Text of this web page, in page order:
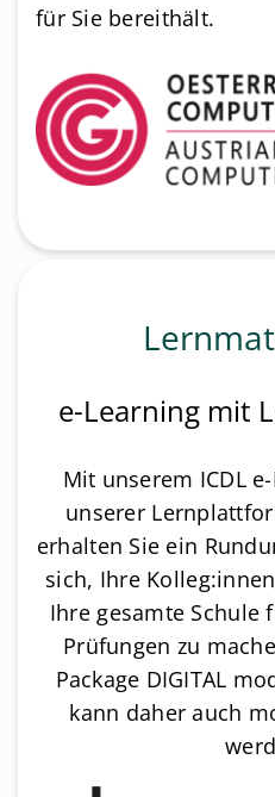
für Sie bereithält.
e-Learning mit
Mit unserem ICDL
unserer
erhalten Sie ein
sich, Ihre
Ihre gesamte Schule
Prüfungen zu
Package DIGITAL
kann daher auch